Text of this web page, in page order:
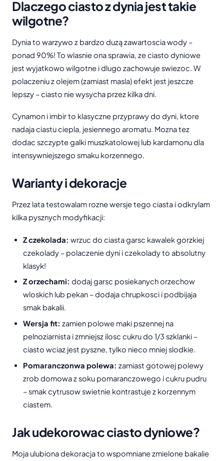
Dlaczego ciasto z dynia jest takie
wilgotne?
Dynia to warzywo z bardzo duzą zawartoscia wody –
ponad 90%! To wlasnie ona sprawia, ze ciasto dyniowe
jest wyjatkowo wilgotne i dlugo zachowuje swiezoc. W
polaczeniu z olejem (zamiast masla) efekt jest jeszcze
lepszy – ciasto nie wysycha przez kilka dni.
Cynamon i imbir to klasyczne przyprawy do dyni, ktore
nadaja ciastu ciepla, jesiennego aromatu. Mozna tez
dodac szczypte galki muszkatolowej lub kardamonu dla
intensywniejszego smaku korzennego.
Warianty i dekoracje
Przez lata testowalam rozne wersje tego ciasta i odkrylam
kilka pysznych modyfikacji:
Z czekolada: wrzuc do ciasta garsc kawalek gorzkiej
czekolady – polaczenie dyni i czekolady to absolutny
klasyk!
Z orzechami: dodaj garsc posiekanych orzechow
wloskich lub pekan – dodaja chrupkosci i podbijaja
smak bakalii.
Wersja fit: zamien polowe maki pszennej na
pelnoziarnista i zmniejsz ilosc cukru do 1/3 szklanki –
ciasto wciaz jest pyszne, tylko nieco mniej slodkie.
Pomaranczonwa polewa: zamiast gotowej polewy
zrob domowa z soku pomaranczowego i cukru pudru
– smak cytrusow swietnie kontrastuje z korzennym
ciastem.
Jak udekorowac ciasto dyniowe?
Moja ulubiona dekoracja to wspomniane zmielone bakalie